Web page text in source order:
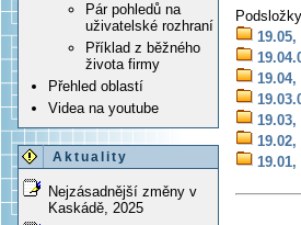
Pár pohledů na
uživatelské rozhraní
Příklad z běžného
života firmy
Přehled oblastí
Videa na youtube
Aktuality
Nejzásadnější změny v
Kaskádě, 2025